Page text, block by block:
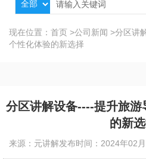
现在位置： 首页 >公司新闻 >分区讲
个性化体验的新选择
分区讲解设备----提升旅
的新
来源：元讲解发布时间：2024年02